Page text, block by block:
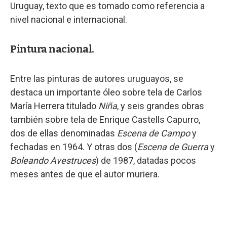
Uruguay, texto que es tomado como referencia a
nivel nacional e internacional.
Pintura nacional.
Entre las pinturas de autores uruguayos, se
destaca un importante óleo sobre tela de Carlos
María Herrera titulado Niña, y seis grandes obras
también sobre tela de Enrique Castells Capurro,
dos de ellas denominadas Escena de Campoy
fechadas en 1964. Y otras dos (Escena de Guerray
Boleando Avestruces) de 1987, datadas pocos
meses antes de que el autor muriera.